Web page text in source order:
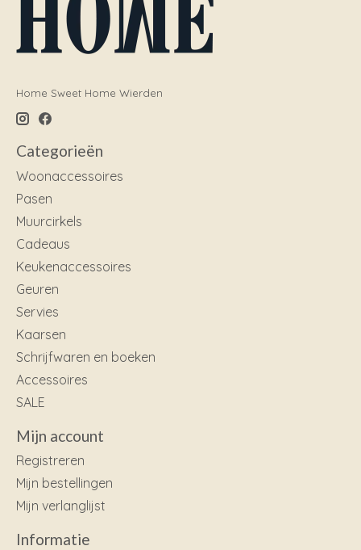
Home Sweet Home Wierden
Categorieën
Woonaccessoires
Pasen
Muurcirkels
Cadeaus
Keukenaccessoires
Geuren
Servies
Kaarsen
Schrijfwaren en boeken
Accessoires
SALE
Mijn account
Registreren
Mijn bestellingen
Mijn verlanglijst
Informatie